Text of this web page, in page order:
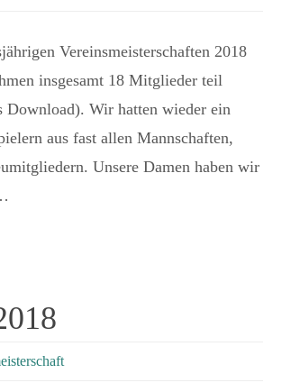
Vereinsmeisterschaften 2018
insgesamt 18 Mitglieder teil
Download). Wir hatten wieder ein
aus fast allen Mannschaften,
Unsere Damen haben wir